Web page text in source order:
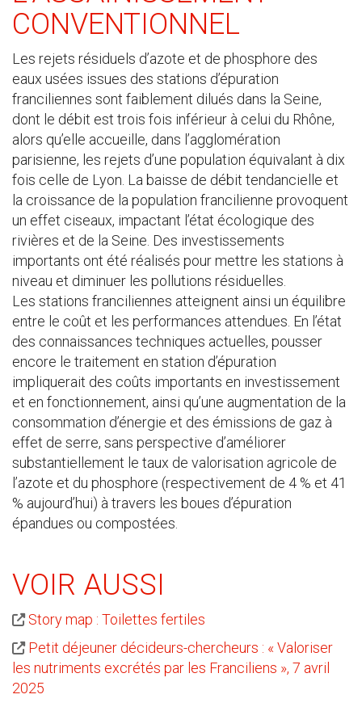
CONVENTIONNEL
Les rejets résiduels d’azote et de phosphore des
eaux usées issues des stations d’épuration
franciliennes sont faiblement dilués dans la Seine,
dont le débit est trois fois inférieur à celui du Rhône,
alors qu’elle accueille, dans l’agglomération
parisienne, les rejets d’une population équivalant à dix
fois celle de Lyon. La baisse de débit tendancielle et
la croissance de la population francilienne provoquent
un effet ciseaux, impactant l’état écologique des
rivières et de la Seine. Des investissements
importants ont été réalisés pour mettre les stations à
niveau et diminuer les pollutions résiduelles.
Les stations franciliennes atteignent ainsi un équilibre
entre le coût et les performances attendues. En l’état
des connaissances techniques actuelles, pousser
encore le traitement en station d’épuration
impliquerait des coûts importants en investissement
et en fonctionnement, ainsi qu’une augmentation de la
consommation d’énergie et des émissions de gaz à
effet de serre, sans perspective d’améliorer
substantiellement le taux de valorisation agricole de
l’azote et du phosphore (respectivement de 4 % et 41
% aujourd’hui) à travers les boues d’épuration
épandues ou compostées.
VOIR AUSSI
Story map : Toilettes fertiles
Petit déjeuner décideurs-chercheurs : « Valoriser
les nutriments excrétés par les Franciliens », 7 avril
2025